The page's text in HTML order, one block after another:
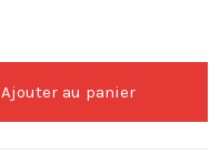
Ajouter au panier